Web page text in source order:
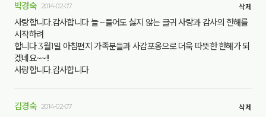
박경숙 2014-02-07 삭제
사랑합니다.감사합니다 늘 ~들어도 싫지 않는 글귀 사랑과 감사의 한해를
시작하려
합니다 3월1일 아침편지 가족분들과 사감포옹으로 더욱 따뜻한 한해가 되
겠네요~~!!
사랑합니다.감사합니다
김경숙 2014-02-07 삭제